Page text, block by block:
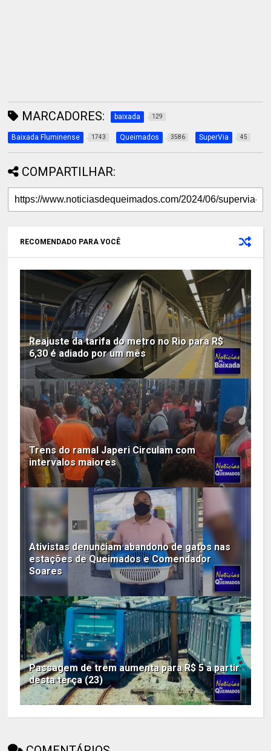
MARCADORES: baixada 129
Baixada Fluminense 1743 Queimados 3586 SuperVia 45
COMPARTILHAR:
RECOMENDADO PARA VOCÊ
Reajuste da tarifa do metro no Rio para R$
6,30 é adiado por um mês
Trens do ramal Japeri Circulam com
intervalos maiores
Ativistas denunciam abandono de gatos nas
estações de Queimados e Comendador
Soares
Passagem de trem aumenta para R$ 5 a partir
desta terça (23)